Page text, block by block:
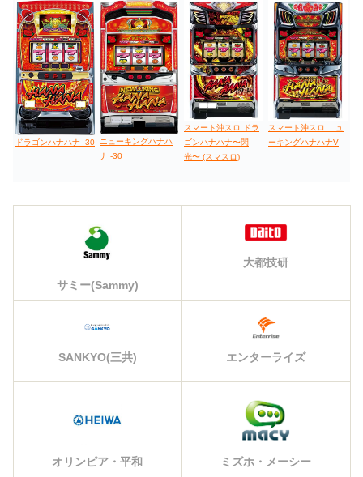
ドラゴンハナハナ -30
ニューキングハナハ
ナ -30
スマート沖スロ ドラ
ゴンハナハナ〜閃
光〜 (スマスロ)
スマート沖スロ ニュ
ーキングハナハナV
サミー(Sammy)
大都技研
SANKYO(三共) エンターライズ
オリンピア・平和 ミズホ・メーシー